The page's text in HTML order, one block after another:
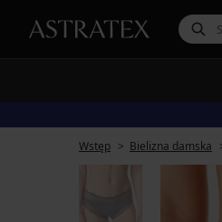
Wstęp Bielizna damska